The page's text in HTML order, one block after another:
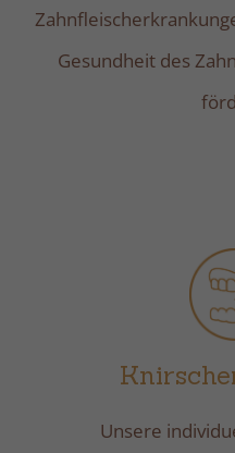
Gesundheit des
Unsere